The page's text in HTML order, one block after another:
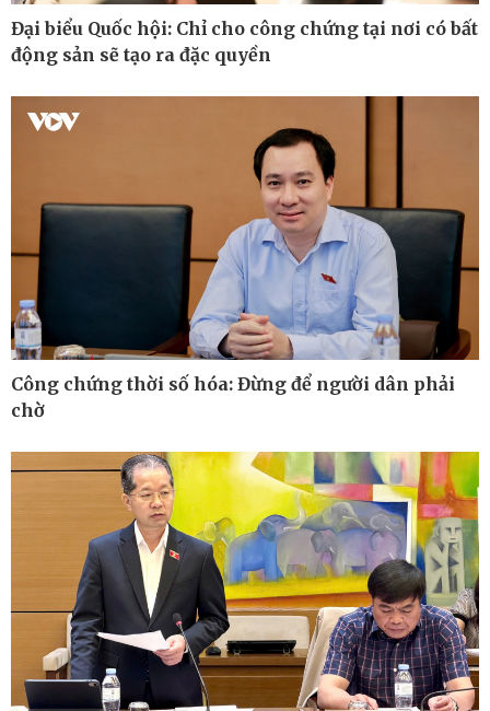
Kinh tế
Bất động sản
Khởi nghiệp
Thị trường
Tiêu dùng
Giá vàng
Xổ số 3 miền
Giá cà phê
Vụ án
Tư vấn luật
Thể thao
Pickleball
Bóng đá Việt Nam
Bóng đá quốc tế
Thế giới thể thao
Lịch thi đấu bóng đá
eSports
Hậu trường
Đại biểu Quốc hội: Chỉ cho công chứng tại nơi có bất
động sản sẽ tạo ra đặc quyền
Công chứng thời số hóa: Đừng để người dân phải
chờ